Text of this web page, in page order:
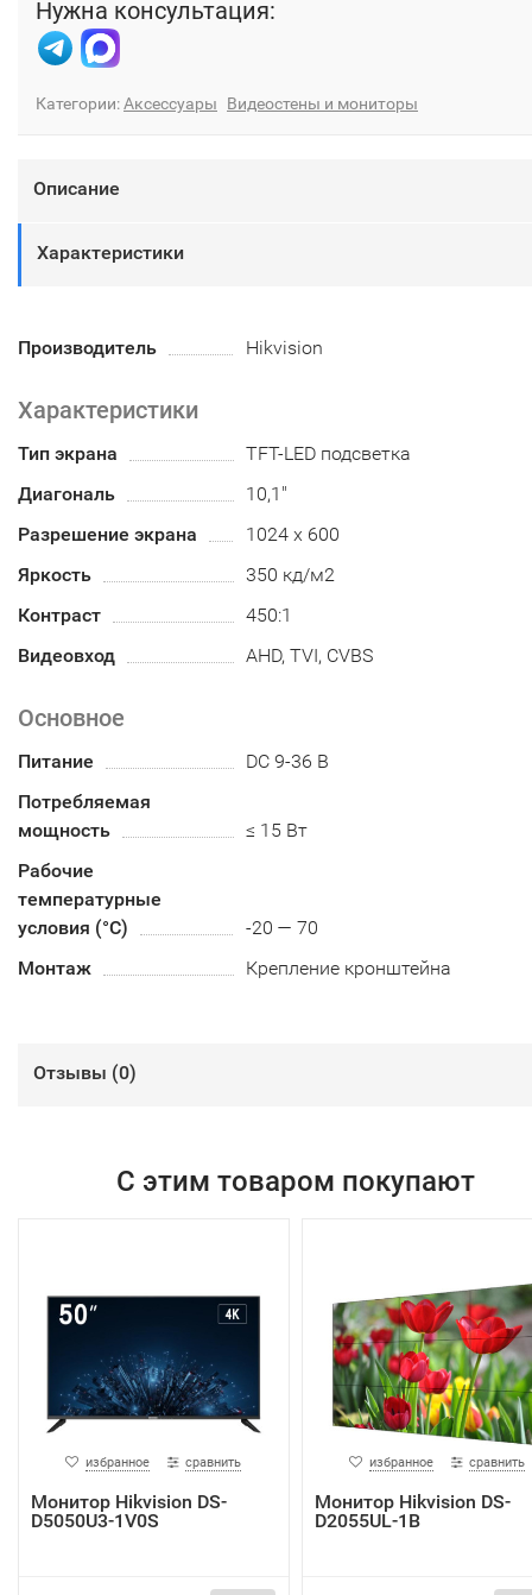
Нужна консультация:
Категории:Аксессуары Видеостены и мониторы
Описание
Характеристики
Производитель Hikvision
Характеристики
Тип экрана
TFT-LED подсветка
Диагональ
10,1"
Разрешение экрана
1024 х 600
Яркость
350 кд/м2
Контраст
450:1
Видеовход
AHD, TVI, CVBS
Основное
Питание
DC 9-36 В
Потребляемая
мощность
≤ 15 Вт
Рабочие
температурные
условия (°С)
-20 — 70
Монтаж
Крепление кронштейна
Отзывы (0)
С этим товаром покупают
избранное сравнить
Монитор Hikvision DS-
D5050U3-1V0S
избранное сравнить
Монитор Hikvision DS-
D2055UL-1B